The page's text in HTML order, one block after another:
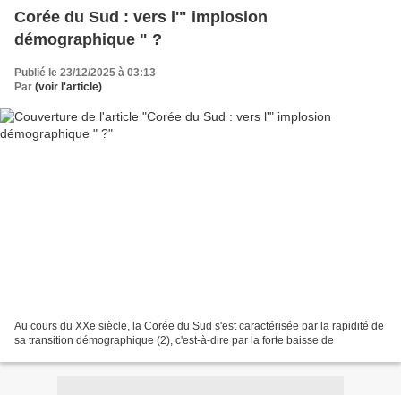
Corée du Sud : vers l'" implosion
démographique " ?
Publié le 23/12/2025 à 03:13
Par (voir l'article)
Au cours du XXe siècle, la Corée du Sud s'est caractérisée par la rapidité de
sa transition démographique (2), c'est-à-dire par la forte baisse de